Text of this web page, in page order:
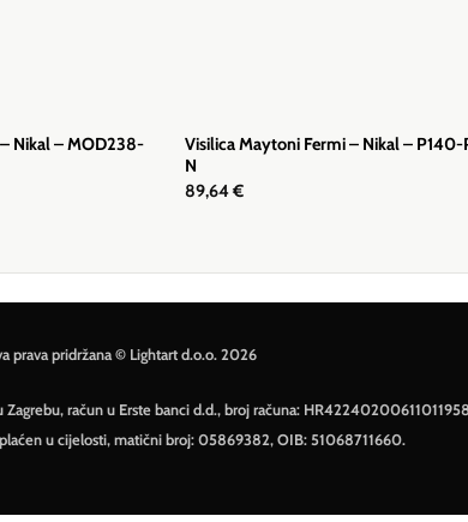
Nikal – MOD238-
Visilica Maytoni Fermi – Nikal – P140-
N
89,64€
prava pridržana © Lightart d.o.o. 2026
Zagrebu, račun u Erste banci d.d., broj računa:
u cijelosti, matični broj: 05869382, OIB: 51068711660.